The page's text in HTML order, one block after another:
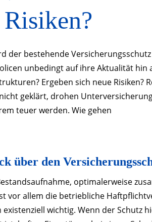
der bestehende Versicherungsschutz
unbedingt auf ihre Aktualität hin
Ergeben sich neue Risiken?
geklärt, drohen
teuer werden. Wie gehen
über den
optimalerweise
vor allem die betriebliche
wichtig. Wenn der Schutz